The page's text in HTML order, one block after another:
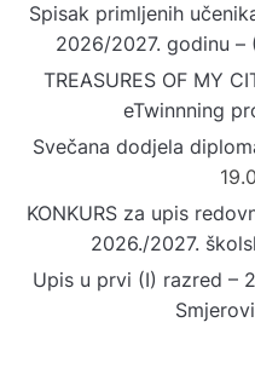
Spisak primljenih
2026/2027. godinu –
TREASURES OF MY
eTwinnning
Svečana dodjela
KONKURS za upis
2026./2027.
Upis u prvi (I) razred –
Smjerovi